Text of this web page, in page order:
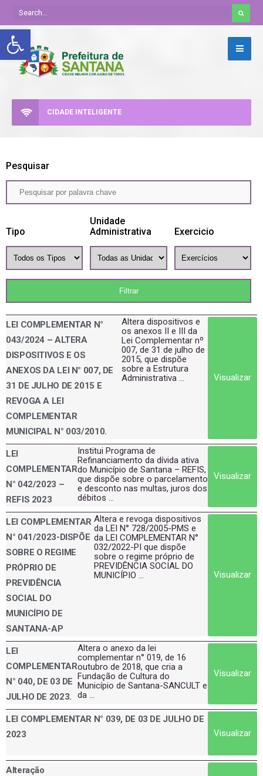
Abrir a barra de ferramentas
CIDADE INTELIGENTE
Pesquisar
Tipo
Unidade
Administrativa
Exercicio
LEI COMPLEMENTAR N°
043/2024 – ALTERA
DISPOSITIVOS E OS
ANEXOS DA LEI N° 007, DE
31 DE JULHO DE 2015 E
REVOGA A LEI
COMPLEMENTAR
MUNICIPAL N° 003/2010.
Altera dispositivos e
os anexos II e III da
Lei Complementar nº
007, de 31 de julho de
2015, que dispõe
sobre a Estrutura
Administrativa ...
Visualizar
LEI
COMPLEMENTAR
N° 042/2023 –
REFIS 2023
Institui Programa de
Refinanciamento da dívida ativa
do Município de Santana – REFIS,
que dispõe sobre o parcelamento
e desconto nas multas, juros dos
débitos ...
Visualizar
LEI COMPLEMENTAR
N° 041/2023-DISPÕE
SOBRE O REGIME
PRÓPRIO DE
PREVIDÊNCIA
SOCIAL DO
MUNICÍPIO DE
SANTANA-AP
Altera e revoga dispositivos
da LEI N° 728/2005-PMS e
da LEI COMPLEMENTAR N°
032/2022-PI que dispõe
sobre o regime próprio de
PREVIDÊNCIA SOCIAL DO
MUNICÍPIO ...
Visualizar
LEI
COMPLEMENTAR
N° 040, DE 03 DE
JULHO DE 2023.
Altera o anexo da lei
complementar n° 019, de 16
outubro de 2018, que cria a
Fundação de Cultura do
Município de Santana-SANCULT e
da ...
Visualizar
LEI COMPLEMENTAR N° 039, DE 03 DE JULHO DE
2023
Visualizar
Alteração